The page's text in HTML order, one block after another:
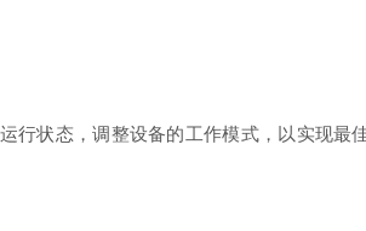
状态，调整设备的工作模式，以实现最